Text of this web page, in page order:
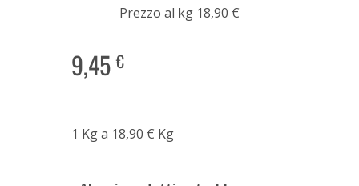
Prezzo al kg 18,90 €
9,45€
1 Kg a 18,90 € Kg